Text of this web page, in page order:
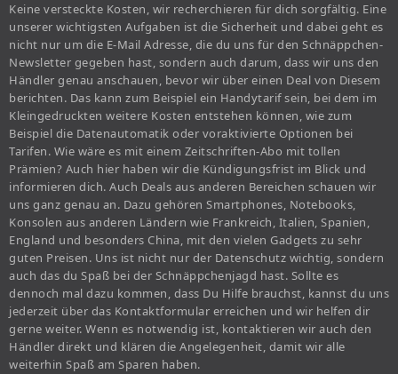
Keine versteckte Kosten, wir recherchieren für dich sorgfältig. Eine
unserer wichtigsten Aufgaben ist die Sicherheit und dabei geht es
nicht nur um die E-Mail Adresse, die du uns für den Schnäppchen-
Newsletter gegeben hast, sondern auch darum, dass wir uns den
Händler genau anschauen, bevor wir über einen Deal von Diesem
berichten. Das kann zum Beispiel ein Handytarif sein, bei dem im
Kleingedruckten weitere Kosten entstehen können, wie zum
Beispiel die Datenautomatik oder voraktivierte Optionen bei
Tarifen. Wie wäre es mit einem Zeitschriften-Abo mit tollen
Prämien? Auch hier haben wir die Kündigungsfrist im Blick und
informieren dich. Auch Deals aus anderen Bereichen schauen wir
uns ganz genau an. Dazu gehören Smartphones, Notebooks,
Konsolen aus anderen Ländern wie Frankreich, Italien, Spanien,
England und besonders China, mit den vielen Gadgets zu sehr
guten Preisen. Uns ist nicht nur der Datenschutz wichtig, sondern
auch das du Spaß bei der Schnäppchenjagd hast. Sollte es
dennoch mal dazu kommen, dass Du Hilfe brauchst, kannst du uns
jederzeit über das Kontaktformular erreichen und wir helfen dir
gerne weiter. Wenn es notwendig ist, kontaktieren wir auch den
Händler direkt und klären die Angelegenheit, damit wir alle
weiterhin Spaß am Sparen haben.